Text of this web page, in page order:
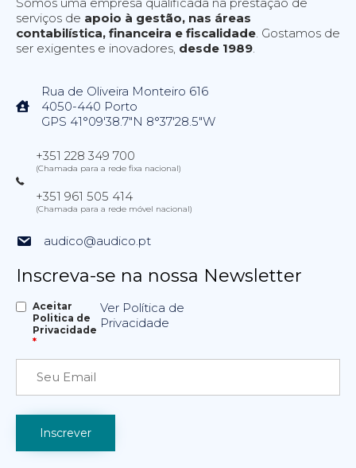
serviços de apoio à gestão, nas áreas
contabilística, financeira e fiscalidade. Gostamos de
ser exigentes e inovadores, desde 1989.
Rua de Oliveira Monteiro 616
4050-440 Porto
GPS 41°09'38.7"N 8°37'28.5"W
+351 228 349 700
(Chamada para a rede fixa nacional)
+351 961 505 414
(Chamada para a rede móvel nacional)
audico@audico.pt
Inscreva-se na nossa Newsletter
Aceitar
Politica de
Privacidade
*
Ver Política de
Privacidade